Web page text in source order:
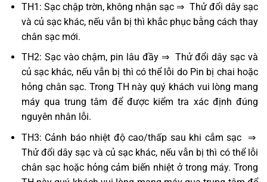
TH1: Sạc chập trờn, không nhận sạc ⇒ Thử đổi dây sạc
và củ sạc khác, nếu vẫn bị thì khắc phục bằng cách thay
chân sạc mới.
TH2: Sạc vào chậm, pin lâu đầy ⇒ Thử đổi dây sạc và
củ sạc khác, nếu vẫn bị thì có thể lỗi do Pin bị chai hoặc
hỏng chân sạc. Trong TH này quý khách vui lòng mang
máy qua trung tâm để được kiểm tra xác định đúng
nguyên nhân lỗi.
TH3: Cảnh báo nhiệt độ cao/thấp sau khi cắm sạc ⇒
Thử đổi dây sạc và củ sạc khác, nếu vẫn bị thì có thể lỗi
chân sạc hoặc hỏng cảm biến nhiệt ở trong máy. Trong